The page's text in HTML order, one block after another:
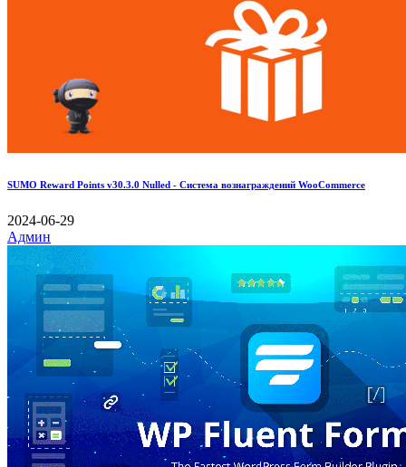
SUMO Reward Points v30.3.0 Nulled - Система вознаграждений WooCommerce
2024-06-29
Админ